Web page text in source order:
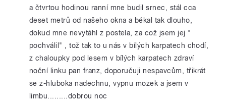
a čtvrtou hodinou ranní mne budil srnec, stál cca
deset metrů od našeho okna a békal tak dlouho,
dokud mne nevytáhl z postela, za což jsem jej "
pochválil" , tož tak to u nás v bílých karpatech chodí,
z chaloupky pod lesem v bílých karpatech zdraví
noční linku pan franz, doporučuji nespavcům, třikrát
se z-hluboka nadechnu, vypnu mozek a jsem v
limbu.........dobrou noc